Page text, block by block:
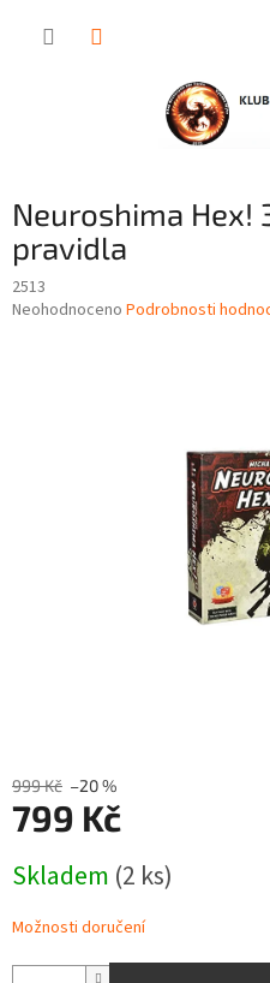
Neuroshima Hex!
pravidla
2513
Průměrné
Neohodnoceno Podrobnosti
999 Kč –20 %
799 Kč
cena:
Skladem (2 ks)
Možnosti doručení